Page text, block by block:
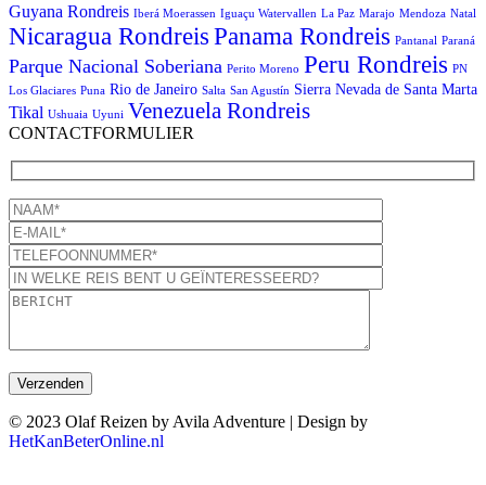
Guyana Rondreis Iberá Moerassen Iguaçu Watervallen La Paz Marajo Mendoza Natal
Nicaragua Rondreis Panama Rondreis Pantanal Paraná
Parque Nacional Soberiana Perito Moreno Peru Rondreis PN
Los Glaciares Puna Rio de Janeiro Salta San Agustín Sierra Nevada de Santa Marta
Tikal Ushuaia Uyuni Venezuela Rondreis
CONTACTFORMULIER
© 2023 Olaf Reizen by Avila Adventure | Design by
HetKanBeterOnline.nl